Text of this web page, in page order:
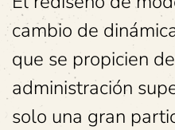
cambio de
que se propicien
administración
solo una gran